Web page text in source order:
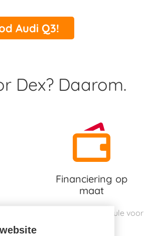
Audi Q3!
Dex? Daarom.
op
Financiering op
maat
Altijd de ideale formule voor